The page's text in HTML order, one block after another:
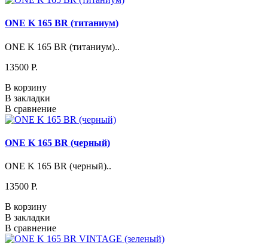
ONE K 165 BR (титаниум)
ONE K 165 BR (титаниум)..
13500 P.
В корзину
В закладки
В сравнение
ONE K 165 BR (черный)
ONE K 165 BR (черный)..
13500 P.
В корзину
В закладки
В сравнение